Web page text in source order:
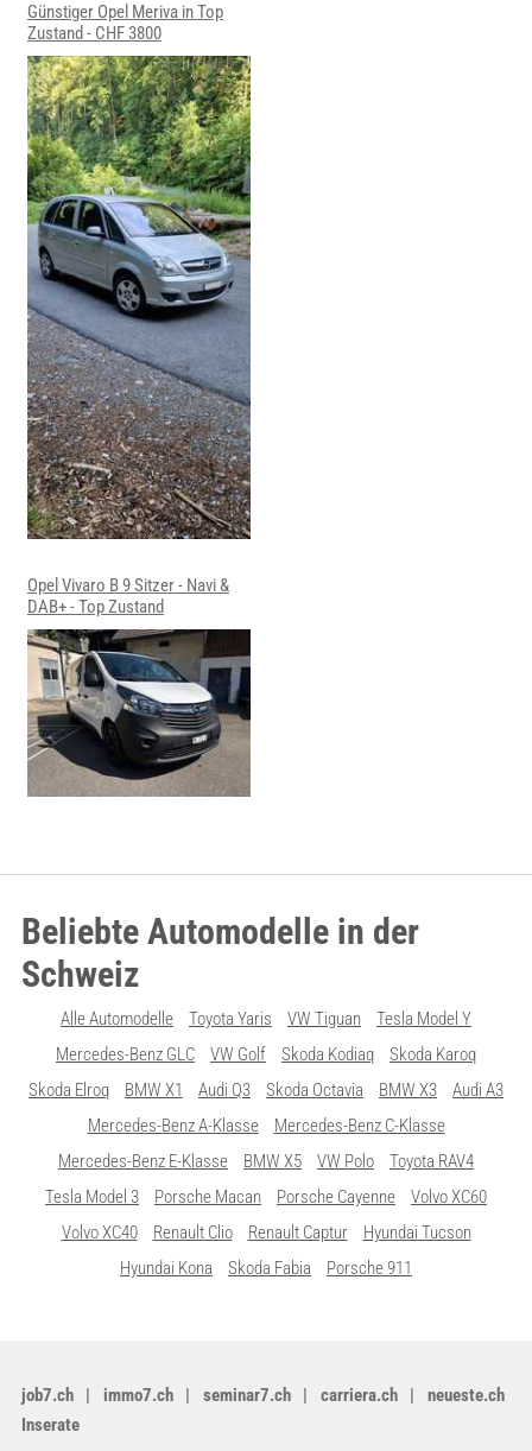
Günstiger Opel Meriva in Top
Zustand - CHF 3800
Opel Vivaro B 9 Sitzer - Navi &
DAB+ - Top Zustand
Beliebte Automodelle in der
Schweiz
Alle Automodelle Toyota Yaris VW Tiguan
Tesla Model Y
Mercedes-Benz GLC
VW Golf Skoda Kodiaq
Skoda Karoq
Skoda Elroq
BMW X1 Audi Q3 Skoda Octavia BMW X3
Audi A3
Mercedes-Benz A-Klasse
Mercedes-Benz C-Klasse
Mercedes-Benz E-Klasse
BMW X5 VW Polo
Toyota RAV4
Tesla Model 3
Porsche Macan Porsche Cayenne
Volvo XC60
Volvo XC40
Renault Clio Renault Captur
Hyundai Tucson
Hyundai Kona
Skoda Fabia Porsche 911
job7.ch immo7.ch seminar7.ch carriera.ch
neueste.ch
Inserate